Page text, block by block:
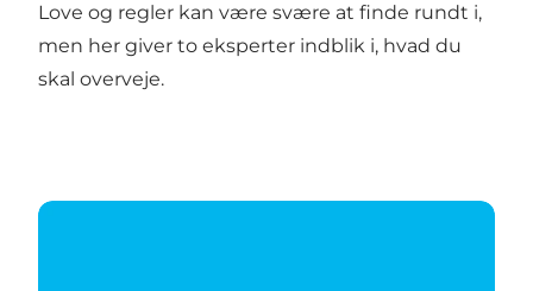
Love og regler kan være svære at finde rundt i,
men her giver to eksperter indblik i, hvad du
skal overveje.